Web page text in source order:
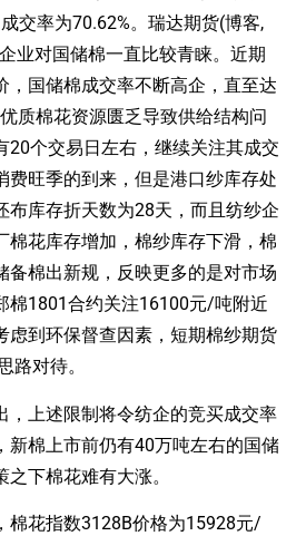
交率为70.62%。瑞达期货(博客,
业对国储棉一直比较青睐。近期
，国储棉成交率不断高企，直至达
质棉花资源匮乏导致供给结构问
20个交易日左右，继续关注其成交
费旺季的到来，但是港口纱库存处
布库存折天数为28天，而且纺纱企
棉花库存增加，棉纱库存下滑，棉
备棉出新规，反映更多的是对市场
棉1801合约关注16100元/吨附近
虑到环保督查因素，短期棉纱期货
路对待。
上述限制将令纺企的竞买成交率
新棉上市前仍有40万吨左右的国储
下棉花难有大涨。
花指数3128B价格为15928元/